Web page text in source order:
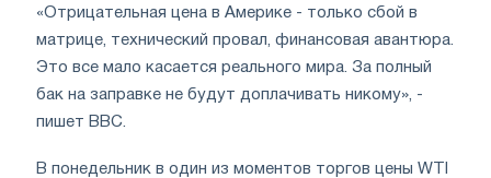
«Отрицательная цена в Америке - только сбой в
матрице, технический провал, финансовая авантюра.
Это все мало касается реального мира. За полный
бак на заправке не будут доплачивать никому», -
пишет BBC.
В понедельник в один из моментов торгов цены WTI